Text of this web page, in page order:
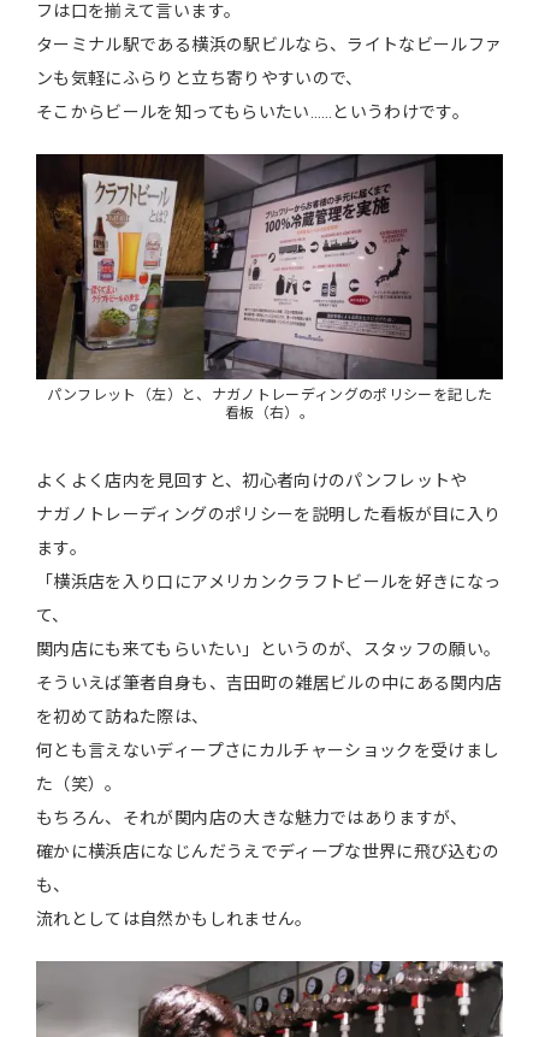
フは口を揃えて言います。
ターミナル駅である横浜の駅ビルなら、ライトなビールファ
ンも気軽にふらりと立ち寄りやすいので、
そこからビールを知ってもらいたい……というわけです。
パンフレット（左）と、ナガノトレーディングのポリシーを記した
看板（右）。
よくよく店内を見回すと、初心者向けのパンフレットや
ナガノトレーディングのポリシーを説明した看板が目に入り
ます。
「横浜店を入り口にアメリカンクラフトビールを好きになっ
て、
関内店にも来てもらいたい」というのが、スタッフの願い。
そういえば筆者自身も、吉田町の雑居ビルの中にある関内店
を初めて訪ねた際は、
何とも言えないディープさにカルチャーショックを受けまし
た（笑）。
もちろん、それが関内店の大きな魅力ではありますが、
確かに横浜店になじんだうえでディープな世界に飛び込むの
も、
流れとしては自然かもしれません。